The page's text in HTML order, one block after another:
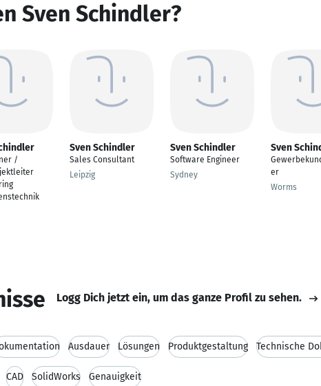
Sven Schindler?
/
Sven Schindler
Sales Consultant
Leipzig
Sven Schindler
Software Engineer
Sydney
Sven
er
Worms
Logg Dich jetzt ein, um das ganze Profil zu sehen.
Ausdauer Lösungen Produktgestaltung Technische
CAD SolidWorks Genauigkeit